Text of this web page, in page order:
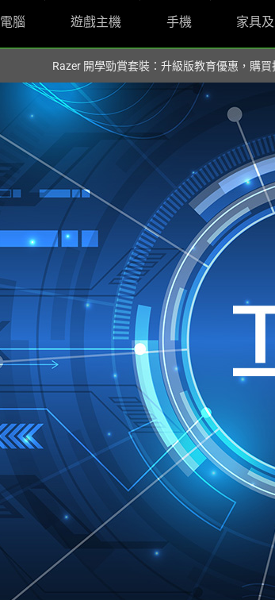
電腦 遊戲主機 手機 家具
Razer 開學勁賞套裝：升級版教育優惠，購